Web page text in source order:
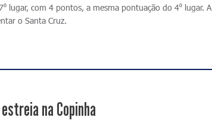
lugar, com 4 pontos, a mesma pontuação do 4⁰ lugar. A
o Santa Cruz.
na Copinha